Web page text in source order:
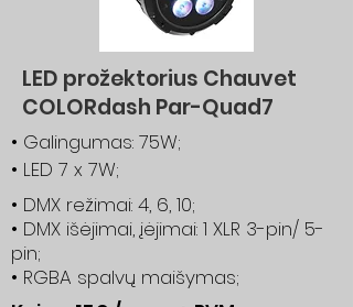
LED prožektorius Chauvet
COLORdash Par-Quad7
• Galingumas: 75W;
• LED 7 x 7W;
• DMX režimai: 4, 6, 10;
• DMX išėjimai, įėjimai: 1 XLR 3-pin/ 5-
pin;
• RGBA spalvų maišymas;